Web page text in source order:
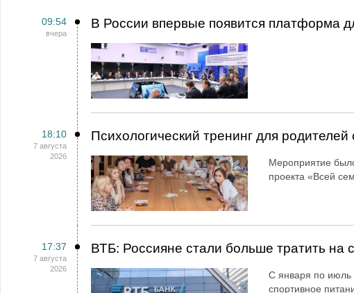
09:54
вчера
В России впервые появится платформа
18:10
7 августа
2026
Психологический тренинг для
Мероприятие
проекта «Всей
17:37
7 августа
2026
ВТБ: Россияне стали больше тратить на
С января по июль
спортивное